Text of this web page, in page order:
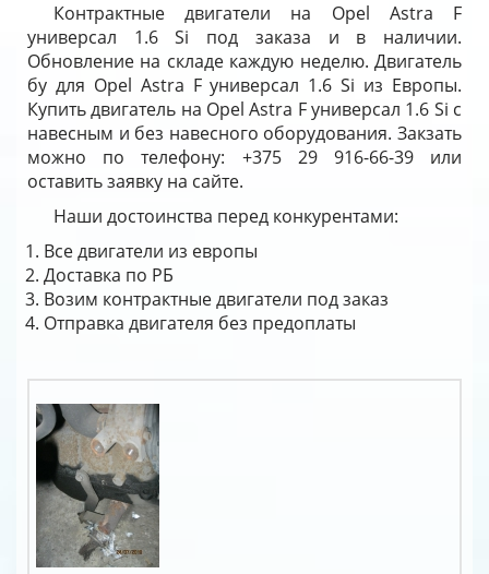
Контрактные двигатели на Opel Astra F
универсал 1.6 Si под заказа и в наличии.
Обновление на складе каждую неделю. Двигатель
бу для Opel Astra F универсал 1.6 Si из Европы.
Купить двигатель на Opel Astra F универсал 1.6 Si с
навесным и без навесного оборудования. Закзать
можно по телефону: +375 29 916-66-39 или
оставить заявку на сайте.
Наши достоинства перед конкурентами:
Все двигатели из европы
Доставка по РБ
Возим контрактные двигатели под заказ
Отправка двигателя без предоплаты